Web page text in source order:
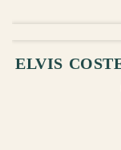
ELVIS